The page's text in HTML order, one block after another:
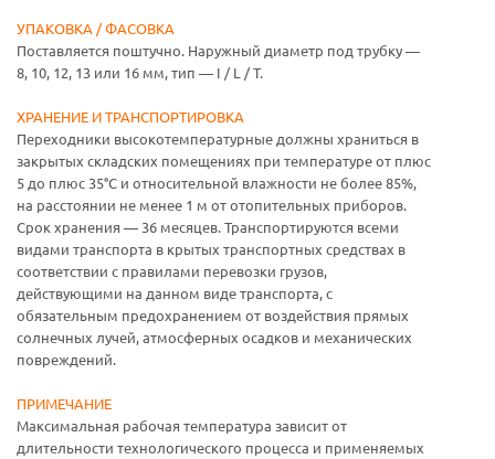
УПАКОВКА / ФАСОВКА
Поставляется поштучно. Наружный диаметр под трубку —
8, 10, 12, 13 или 16 мм, тип — I / L / T.
ХРАНЕНИЕ И ТРАНСПОРТИРОВКА
Переходники высокотемпературные должны храниться в
закрытых складских помещениях при температуре от плюс
5 до плюс 35°C и относительной влажности не более 85%,
на расстоянии не менее 1 м от отопительных приборов.
Срок хранения — 36 месяцев. Транспортируются всеми
видами транспорта в крытых транспортных средствах в
соответствии с правилами перевозки грузов,
действующими на данном виде транспорта, с
обязательным предохранением от воздействия прямых
солнечных лучей, атмосферных осадков и механических
повреждений.
ПРИМЕЧАНИЕ
Максимальная рабочая температура зависит от
длительности технологического процесса и применяемых